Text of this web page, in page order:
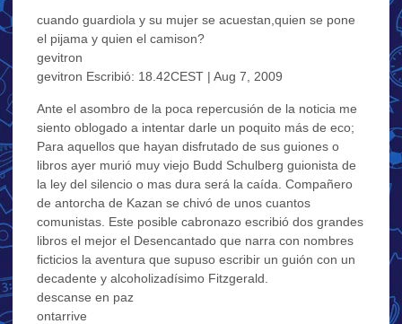
cuando guardiola y su mujer se acuestan,quien se pone
el pijama y quien el camison?
gevitron
gevitron Escribió: 18.42CEST | Aug 7, 2009
Ante el asombro de la poca repercusión de la noticia me
siento oblogado a intentar darle un poquito más de eco;
Para aquellos que hayan disfrutado de sus guiones o
libros ayer murió muy viejo Budd Schulberg guionista de
la ley del silencio o mas dura será la caída. Compañero
de antorcha de Kazan se chivó de unos cuantos
comunistas. Este posible cabronazo escribió dos grandes
libros el mejor el Desencantado que narra con nombres
ficticios la aventura que supuso escribir un guión con un
decadente y alcoholizadísimo Fitzgerald.
descanse en paz
ontarrive